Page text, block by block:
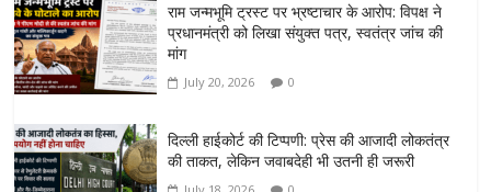
राम जन्मभूमि ट्रस्ट पर भ्रष्टाचार के आरोप: विपक्ष ने
प्रधानमंत्री को लिखा संयुक्त पत्र, स्वतंत्र जांच की
मांग
July 20, 2026 0
दिल्ली हाईकोर्ट की टिप्पणी: प्रेस की आजादी लोकतंत्र
की ताकत, लेकिन जवाबदेही भी उतनी ही जरूरी